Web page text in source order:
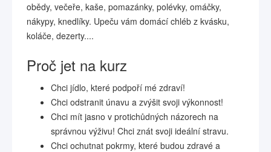
obědy, večeře, kaše, pomazánky, polévky, omáčky,
nákypy, knedlíky. Upeču vám domácí chléb z kvásku,
koláče, dezerty....
Proč jet na kurz
Chci jídlo, které podpoří mé zdraví!
Chci odstranit únavu a zvýšit svoji výkonnost!
Chci mít jasno v protichůdných názorech na
správnou výživu! Chci znát svoji ideální stravu.
Chci ochutnat pokrmy, které budou zdravé a